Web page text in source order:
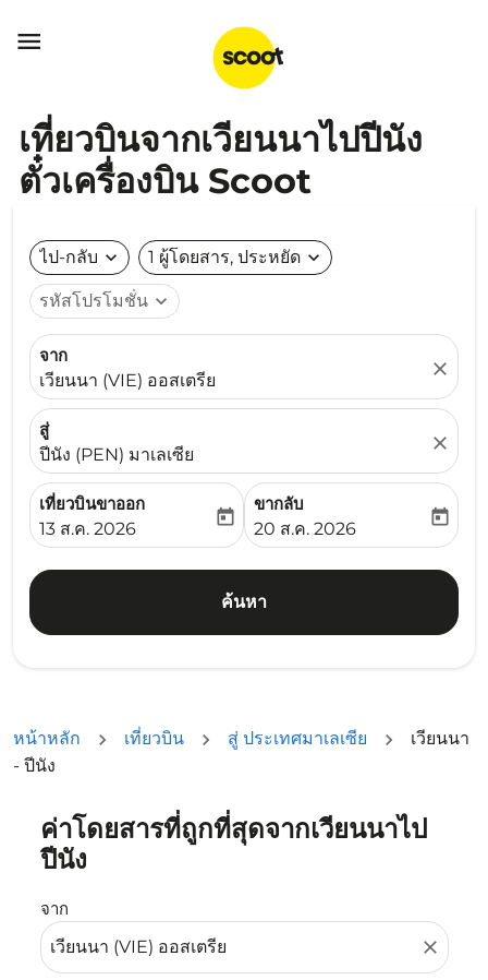

เที่ยวบินจากเวียนนาไปปีนัง
ตั๋วเครื่องบิน Scoot
ไป-กลับ expand_more 1 ผู้โดยสาร, ประหยัด expand_more
รหัสโปรโมชั่น expand_more
จาก
เวียนนา (VIE) ออสเตรีย
close
สู่
ปีนัง (PEN) มาเลเซีย
close
เที่ยวบินขาออก
fc-booking-departure-date-aria-label
13 ส.ค. 2026
today
ขากลับ
fc-booking-return-date-
20 ส.ค. 2026
today
ค้นหา
หน้าหลัก เที่ยวบิน สู่ ประเทศมาเลเซีย
เวียนนา
- ปีนัง
ค่าโดยสารที่ถูกที่สุดจากเวียนนาไป
ปีนัง
จาก
close
ลองอัปเดตเส้นทางของคุณ (ต้นทางและ/หรือปลายทาง) หรื